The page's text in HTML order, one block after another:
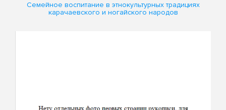
Семейное воспитание в этнокультурных традициях
карачаевского и ногайского народов